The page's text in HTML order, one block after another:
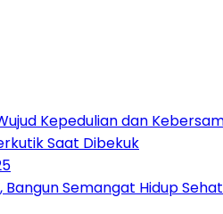
Kepedulian dan
Saat Dibekuk
Semangat Hidup